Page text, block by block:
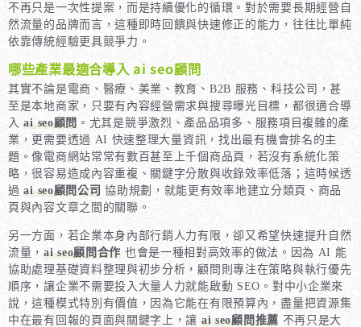
不再只是一次性提案，而是持續優化的循環。對於需要長期經營自
然流量的品牌而言，這種即時回饋與快速修正的能力，往往比單純
依靠傳統經驗更具競爭力。
哪些產業最適合導入 ai seo顧問
其實不論是電商、醫療、美業、教育、B2B 服務、科技公司，甚
至是本地商家，只要有內容經營需求與搜尋曝光目標，都很適合導
入ai seo顧問 。尤其是競爭激烈、產品品項多、服務項目複雜的產
業，更需要透過 AI 快速整理大量資訊，找出最有機會排名的主
題。像電商網站常常有數百甚至上千個商品頁，若沒有系統化策
略，很容易造成內容重複、關鍵字分散與收錄效率低落；這時候透
過ai seo顧問公司 協助規劃，就能更有效率地建立分類頁、商品
頁與內容文章之間的關聯。
另一方面，若企業本身內部行銷人力有限，卻又希望快速提升自然
流量，ai seo顧問合作 也會是一種相對高效率的做法。因為 AI 能
協助處理基礎資料整理與初步分析，顧問則專注在策略與執行優先
順序，讓企業不需要投入大量人力就能啟動 SEO。對中小企業來
說，這種模式特別有價值，因為它能在有限預算內，盡量把資源集
中在最有回報的頁面與關鍵字上，讓 ai seo顧問推薦不再只是大